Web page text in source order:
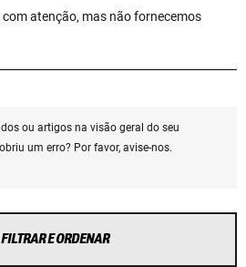
atenção, mas não fornecemos
ou artigos na visão geral do seu
um erro? Por favor, avise-nos.
FILTRAR E ORDENAR